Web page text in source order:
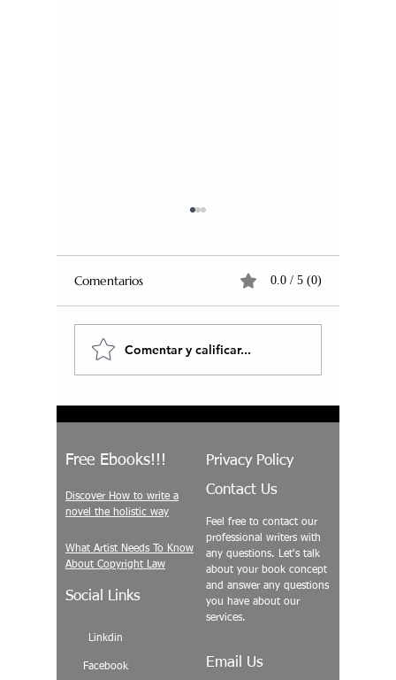
Ayuda a un artista a
manifestarse. Es la
Comentarios 0.0 / 5 (0)
Comentar y calificar...
Free Ebooks!!!
Discover How to write a
novel the holistic way
What Artist Needs To Know
About Copyright Law
Social Links
Linkdin
Facebook
Privacy Policy
Contact Us
Feel free to contact our
professional writers with
any questions. Let's talk
about your book concept
and answer any questions
you have about our
services.
Email Us